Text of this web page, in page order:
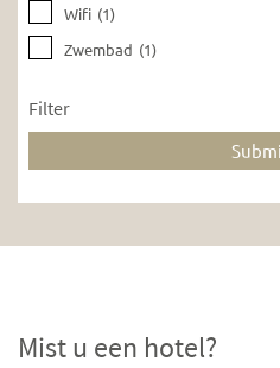
Wifi (1)
Zwembad (1)
Filter
Mist u een hotel?